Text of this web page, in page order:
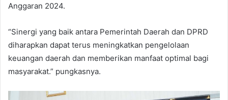
Anggaran 2024.
“Sinergi yang baik antara Pemerintah Daerah dan DPRD
diharapkan dapat terus meningkatkan pengelolaan
keuangan daerah dan memberikan manfaat optimal bagi
masyarakat.” pungkasnya.